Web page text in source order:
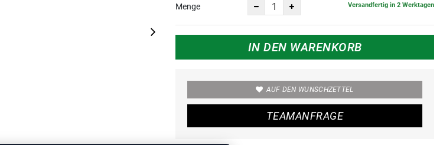
Menge Versandfertig in 2 Werktagen
IN DEN WARENKORB
AUF DEN WUNSCHZETTEL
TEAMANFRAGE